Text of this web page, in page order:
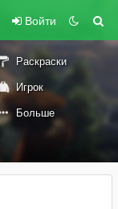
Войти
Раскраски
Игрок
Больше